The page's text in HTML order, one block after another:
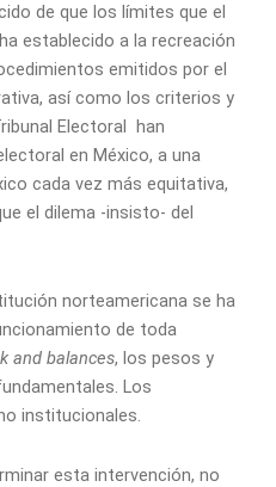
de que los límites que el
establecido a la recreación
emitidos por el
así como los criterios y
Electoral han
en México, a una
cada vez más equitativa,
el dilema -insisto- del
norteamericana se ha
de toda
and balances, los pesos y
Los
institucionales.
esta intervención, no